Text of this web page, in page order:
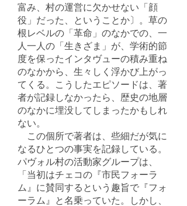
富み、村の運営に欠かせない「顔
役」だった、ということか〕。草の
根レベルの「革命」のなかでの、一
人一人の「生きざま」が、学術的節
度を保ったインタヴューの積み重ね
のなかから、生々しく浮かび上がっ
てくる。こうしたエピソードは、著
者が記録しなかったら、歴史の地層
のなかに埋没してしまったかもしれ
ない。
この個所で著者は、些細だが気に
なるひとつの事実を記録している。
パヴォル村の活動家グループは、
「当初はチェコの『市民フォーラ
ム』に賛同するという趣旨で『フォ
ーラム』と名乗っていた。しかし、